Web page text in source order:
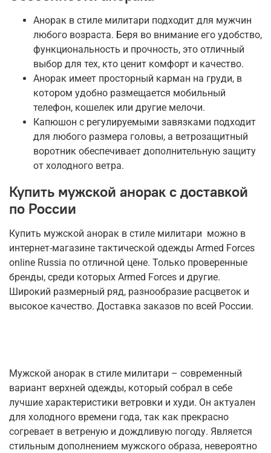
Анорак в стиле милитари подходит для мужчин
любого возраста. Беря во внимание его удобство,
функциональность и прочность, это отличный
выбор для тех, кто ценит комфорт и качество.
Анорак имеет просторный карман на груди, в
котором удобно размещается мобильный
телефон, кошелек или другие мелочи.
Капюшон с регулируемыми завязками подходит
для любого размера головы, а ветрозащитный
воротник обеспечивает дополнительную защиту
от холодного ветра.
Купить мужской анорак с доставкой
по России
Купить мужской анорак в стиле милитари можно в
интернет-магазине тактической одежды Armed Forces
online Russia по отличной цене. Только проверенные
бренды, среди которых Armed Forces и другие.
Широкий размерный ряд, разнообразие расцветок и
высокое качество. Доставка заказов по всей России.
Мужской анорак в стиле милитари – современный
вариант верхней одежды, который собрал в себе
лучшие характеристики ветровки и худи. Он актуален
для холодного времени года, так как прекрасно
согревает в ветреную и дождливую погоду. Является
стильным дополнением мужского образа, невероятно